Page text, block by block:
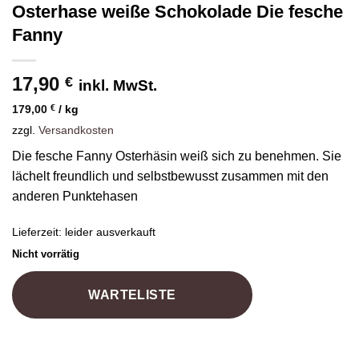
Osterhase weiße Schokolade Die fesche
Fanny
17,90 € inkl. MwSt.
179,00 € / kg
zzgl. Versandkosten
Die fesche Fanny Osterhäsin weiß sich zu benehmen. Sie
lächelt freundlich und selbstbewusst zusammen mit den
anderen Punktehasen
Lieferzeit: leider ausverkauft
Nicht vorrätig
WARTELISTE